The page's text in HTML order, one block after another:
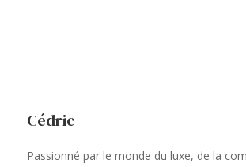
Cédric
Passionné par le monde du luxe, de la